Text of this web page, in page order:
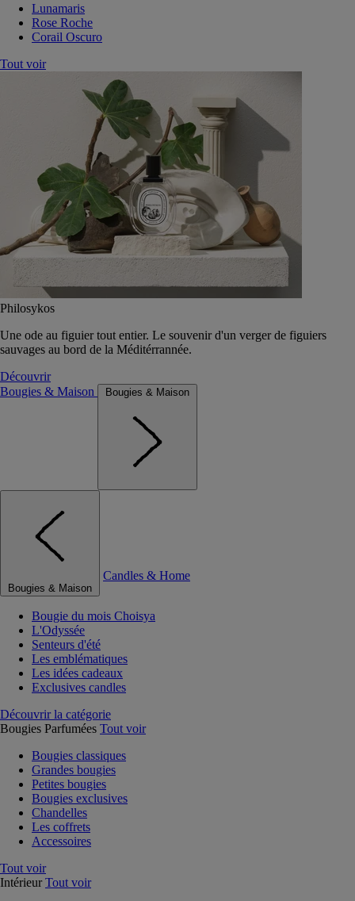
Lunamaris
Rose Roche
Corail Oscuro
Tout voir
Philosykos
Une ode au figuier tout entier. Le souvenir d'un verger de figuiers
sauvages au bord de la Méditérrannée.
Découvrir
Bougies & Maison
Bougies & Maison
Bougies & Maison
Candles & Home
Bougie du mois Choisya
L'Odyssée
Senteurs d'été
Les emblématiques
Les idées cadeaux
Exclusives candles
Découvrir la catégorie
Bougies Parfumées Tout voir
Bougies classiques
Grandes bougies
Petites bougies
Bougies exclusives
Chandelles
Les coffrets
Accessoires
Tout voir
Intérieur Tout voir